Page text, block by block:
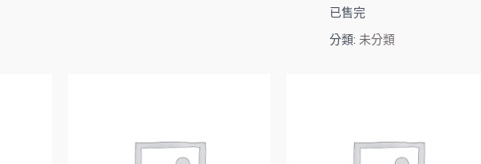
已售完
分類: 未分類